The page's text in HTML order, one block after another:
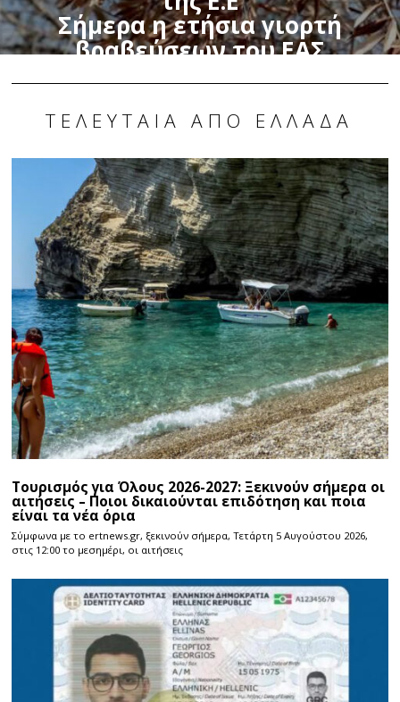
Σήμερα η ετήσια γιορτή
βραβεύσεων του ΕΑΣ
ΣΕΓΑΣ Δυτ. Μακεδονίας
Καστοριάς
ΤΕΛΕΥΤΑΊΑ ΑΠΌ ΕΛΛΆΔΑ
Τουρισμός για Όλους 2026-2027: Ξεκινούν σήμερα οι
αιτήσεις – Ποιοι δικαιούνται επιδότηση και ποια
είναι τα νέα όρια
Σύμφωνα με το ertnews.gr, ξεκινούν σήμερα, Τετάρτη 5 Αυγούστου 2026,
στις 12:00 το μεσημέρι, οι αιτήσεις